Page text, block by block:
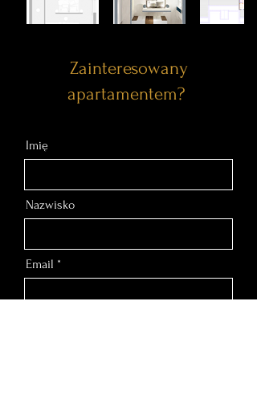
Zainteresowany
apartamentem?
Imię
Nazwisko
Email